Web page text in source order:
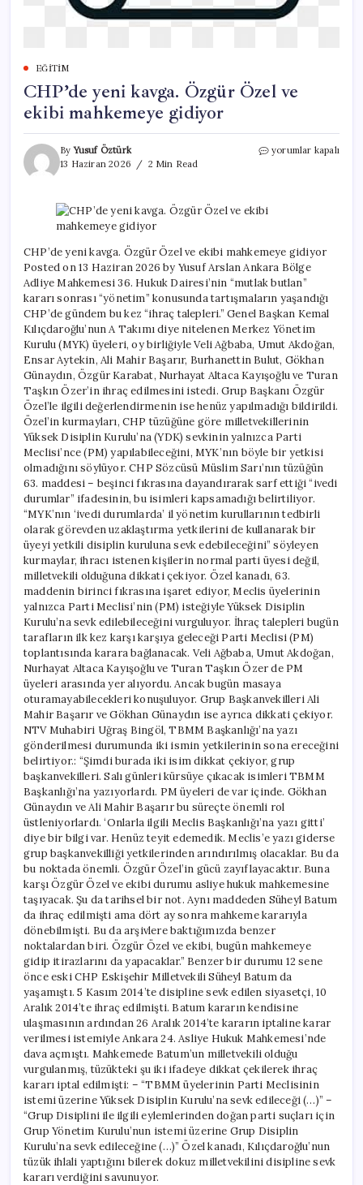
EĞITIM
CHP’de yeni kavga. Özgür Özel ve
ekibi mahkemeye gidiyor
ByYusuf Öztürk
13 Haziran 2026
2 Min Read
CHP’de
mahkemeye
gidiyor
için
yorumlar kapalı
CHP’de yeni kavga. Özgür Özel ve ekibi mahkemeye gidiyor
Posted on 13 Haziran 2026 by Yusuf Arslan Ankara Bölge
Adliye Mahkemesi 36. Hukuk Dairesi’nin “mutlak butlan”
kararı sonrası “yönetim” konusunda tartışmaların yaşandığı
CHP’de gündem bu kez “ihraç talepleri.” Genel Başkan Kemal
Kılıçdaroğlu’nun A Takımı diye nitelenen Merkez Yönetim
Kurulu (MYK) üyeleri, oy birliğiyle Veli Ağbaba, Umut Akdoğan,
Ensar Aytekin, Ali Mahir Başarır, Burhanettin Bulut, Gökhan
Günaydın, Özgür Karabat, Nurhayat Altaca Kayışoğlu ve Turan
Taşkın Özer’in ihraç edilmesini istedi. Grup Başkanı Özgür
Özel’le ilgili değerlendirmenin ise henüz yapılmadığı bildirildi.
Özel’in kurmayları, CHP tüzüğüne göre milletvekillerinin
Yüksek Disiplin Kurulu’na (YDK) sevkinin yalnızca Parti
Meclisi’nce (PM) yapılabileceğini, MYK’nın böyle bir yetkisi
olmadığını söylüyor. CHP Sözcüsü Müslim Sarı’nın tüzüğün
63. maddesi – beşinci fıkrasına dayandırarak sarf ettiği “ivedi
durumlar” ifadesinin, bu isimleri kapsamadığı belirtiliyor.
“MYK’nın ‘ivedi durumlarda’ il yönetim kurullarının tedbirli
olarak görevden uzaklaştırma yetkilerini de kullanarak bir
üyeyi yetkili disiplin kuruluna sevk edebileceğini” söyleyen
kurmaylar, ihracı istenen kişilerin normal parti üyesi değil,
milletvekili olduğuna dikkati çekiyor. Özel kanadı, 63.
maddenin birinci fıkrasına işaret ediyor, Meclis üyelerinin
yalnızca Parti Meclisi’nin (PM) isteğiyle Yüksek Disiplin
Kurulu’na sevk edilebileceğini vurguluyor. İhraç talepleri bugün
tarafların ilk kez karşı karşıya geleceği Parti Meclisi (PM)
toplantısında karara bağlanacak. Veli Ağbaba, Umut Akdoğan,
Nurhayat Altaca Kayışoğlu ve Turan Taşkın Özer de PM
üyeleri arasında yer alıyordu. Ancak bugün masaya
oturamayabilecekleri konuşuluyor. Grup Başkanvekilleri Ali
Mahir Başarır ve Gökhan Günaydın ise ayrıca dikkati çekiyor.
NTV Muhabiri Uğraş Bingöl, TBMM Başkanlığı’na yazı
gönderilmesi durumunda iki ismin yetkilerinin sona ereceğini
belirtiyor.: “Şimdi burada iki isim dikkat çekiyor, grup
başkanvekilleri. Salı günleri kürsüye çıkacak isimleri TBMM
Başkanlığı’na yazıyorlardı. PM üyeleri de var içinde. Gökhan
Günaydın ve Ali Mahir Başarır bu süreçte önemli rol
üstleniyorlardı. ‘Onlarla ilgili Meclis Başkanlığı’na yazı gitti’
diye bir bilgi var. Henüz teyit edemedik. Meclis’e yazı giderse
grup başkanvekilliği yetkilerinden arındırılmış olacaklar. Bu da
bu noktada önemli. Özgür Özel’in gücü zayıflayacaktır. Buna
karşı Özgür Özel ve ekibi durumu asliye hukuk mahkemesine
taşıyacak. Şu da tarihsel bir not. Aynı maddeden Süheyl Batum
da ihraç edilmişti ama dört ay sonra mahkeme kararıyla
dönebilmişti. Bu da arşivlere baktığımızda benzer
noktalardan biri. Özgür Özel ve ekibi, bugün mahkemeye
gidip itirazlarını da yapacaklar.” Benzer bir durumu 12 sene
önce eski CHP Eskişehir Milletvekili Süheyl Batum da
yaşamıştı. 5 Kasım 2014’te disipline sevk edilen siyasetçi, 10
Aralık 2014’te ihraç edilmişti. Batum kararın kendisine
ulaşmasının ardından 26 Aralık 2014’te kararın iptaline karar
verilmesi istemiyle Ankara 24. Asliye Hukuk Mahkemesi’nde
dava açmıştı. Mahkemede Batum’un milletvekili olduğu
vurgulanmış, tüzükteki şu iki ifadeye dikkat çekilerek ihraç
kararı iptal edilmişti: – “TBMM üyelerinin Parti Meclisinin
istemi üzerine Yüksek Disiplin Kurulu’na sevk edileceği (…)” –
“Grup Disiplini ile ilgili eylemlerinden doğan parti suçları için
Grup Yönetim Kurulu’nun istemi üzerine Grup Disiplin
Kurulu’na sevk edileceğine (…)” Özel kanadı, Kılıçdaroğlu’nun
tüzük ihlali yaptığını bilerek dokuz milletvekilini disipline sevk
kararı verdiğini savunuyor.